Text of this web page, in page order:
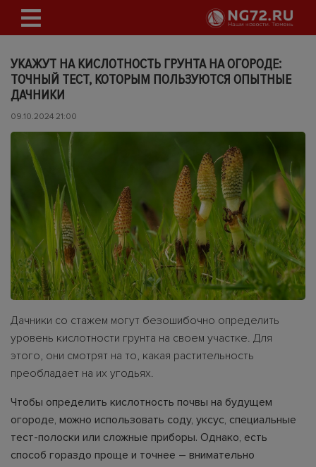
УКАЖУТ НА КИСЛОТНОСТЬ ГРУНТА НА ОГОРОДЕ:
ТОЧНЫЙ ТЕСТ, КОТОРЫМ ПОЛЬЗУЮТСЯ ОПЫТНЫЕ
ДАЧНИКИ
09.10.2024 21:00
Дачники со стажем могут безошибочно определить
уровень кислотности грунта на своем участке. Для
этого, они смотрят на то, какая растительность
преобладает на их угодьях.
Чтобы определить кислотность почвы на будущем
огороде, можно использовать соду, уксус, специальные
тест-полоски или сложные приборы. Однако, есть
способ гораздо проще и точнее – внимательно